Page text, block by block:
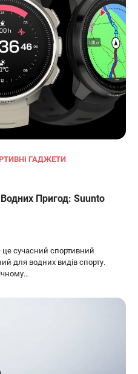
ГАДЖЕТИ
Пригод: Suunto
це сучасний спортивний
для водних видів спорту.